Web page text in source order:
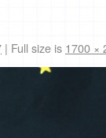
| Full size is 1700 ×